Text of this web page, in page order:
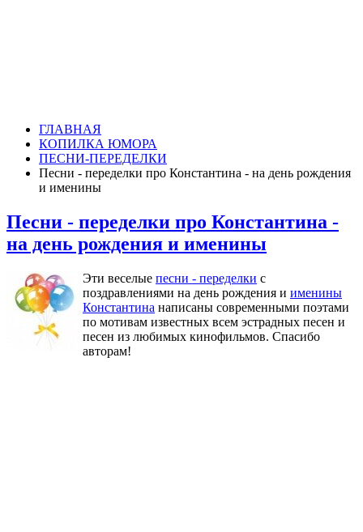
ГЛАВНАЯ
КОПИЛКА ЮМОРА
ПЕСНИ-ПЕРЕДЕЛКИ
Песни - переделки про Константина - на день рождения
и именины
Песни - переделки про Константина -
на день рождения и именины
Эти веселые песни - переделки с
поздравлениями на день рождения и именины
Константина написаны современными поэтами
по мотивам известных всем эстрадных песен и
песен из любимых кинофильмов. Спасибо
авторам!